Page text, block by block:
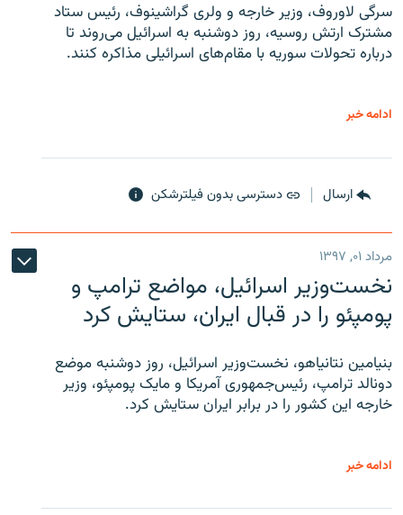
سرگی لاوروف، وزیر خارجه و ولری گراشینوف، رئیس ستاد
مشترک ارتش روسیه، روز دوشنبه به اسرائیل می‌روند تا
درباره تحولات سوریه با مقام‌های اسرائیلی مذاکره کنند.
ادامه خبر
ارسال دسترسی بدون فیلترشکن
مرداد ۰۱, ۱۳۹۷
نخست‌وزیر اسرائیل، مواضع ترامپ و
پومپئو را در قبال ایران، ستایش کرد
بنیامین نتانیاهو، نخست‌وزیر اسرائیل، روز دوشنبه موضع
دونالد ترامپ، رئیس‌جمهوری آمریکا و مایک پومپئو، وزیر
خارجه این کشور را در برابر ایران ستایش کرد.
ادامه خبر